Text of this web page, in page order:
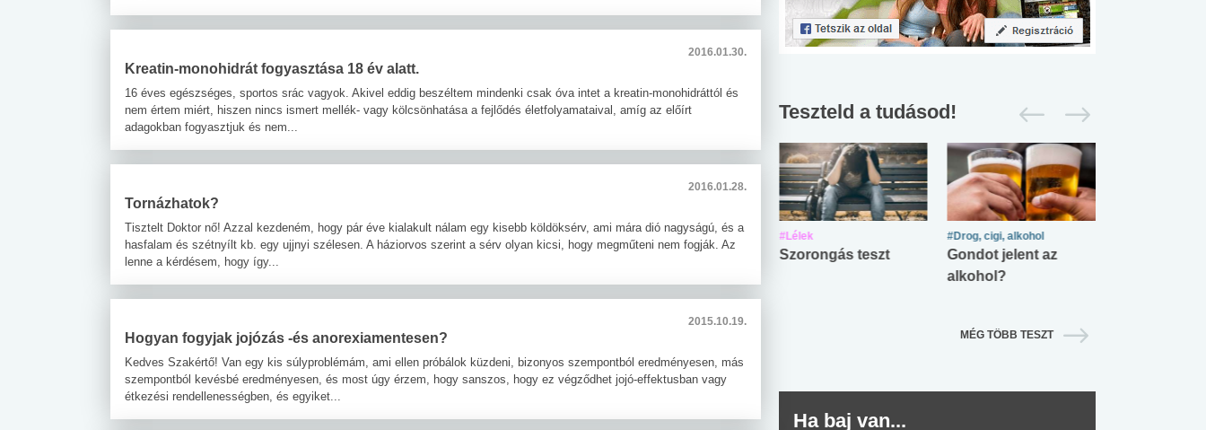
2016.01.30.
Kreatin-monohidrát fogyasztása 18 év alatt.
16 éves egészséges, sportos srác vagyok. Akivel eddig beszéltem mindenki csak óva intet a kreatin-monohidráttól és
nem értem miért, hiszen nincs ismert mellék- vagy kölcsönhatása a fejlődés életfolyamataival, amíg az előírt
adagokban fogyasztjuk és nem...
2016.01.28.
Tornázhatok?
Tisztelt Doktor nő! Azzal kezdeném, hogy pár éve kialakult nálam egy kisebb köldöksérv, ami mára dió nagyságú, és a
hasfalam és szétnyílt kb. egy ujjnyi szélesen. A háziorvos szerint a sérv olyan kicsi, hogy megműteni nem fogják. Az
lenne a kérdésem, hogy így...
2015.10.19.
Hogyan fogyjak jojózás -és anorexiamentesen?
Kedves Szakértő! Van egy kis súlyproblémám, ami ellen próbálok küzdeni, bizonyos szempontból eredményesen, más
szempontból kevésbé eredményesen, és most úgy érzem, hogy sanszos, hogy ez végződhet jojó-effektusban vagy
étkezési rendellenességben, és egyiket...
Teszteld a tudásod!
Mekkora az ökológiai
#Betegségek
Elsősegély
#Suli, munka
Angol középfokú
No.42
Internet-függőség
#Lélek
Szorongás teszt
#Drog, cigi, alkohol
Gondot jelent az
alkohol?
MÉG TÖBB TESZT
Ha baj van...